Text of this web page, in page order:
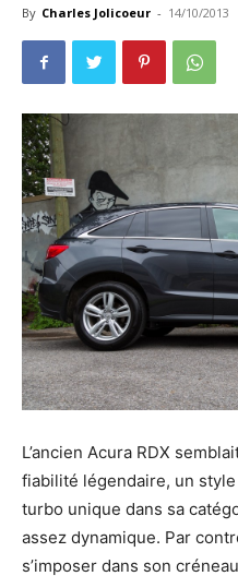
By Charles Jolicoeur - 14/10/2013
L’ancien Acura RDX
fiabilité légendaire, un
turbo unique dans sa
assez dynamique. Par
s’imposer dans son